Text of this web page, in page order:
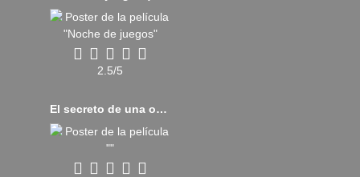
2.5/5
El secreto de una obsesión (2015)